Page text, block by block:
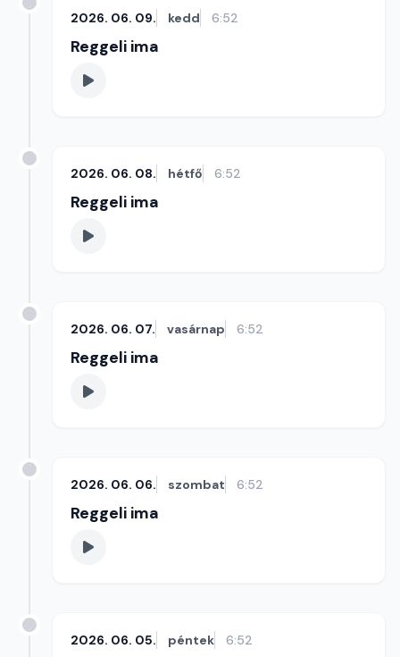
2026. 06. 09. kedd 6:52
Reggeli ima
2026. 06. 08. hétfő 6:52
Reggeli ima
2026. 06. 07. vasárnap 6:52
Reggeli ima
2026. 06. 06. szombat 6:52
Reggeli ima
2026. 06. 05. péntek 6:52